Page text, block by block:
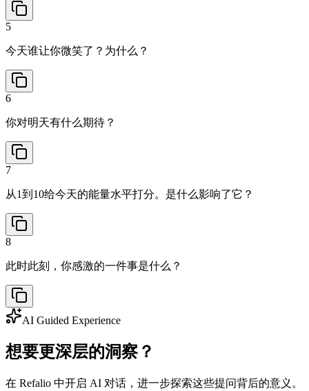
5
今天谁让你微笑了？为什么？
6
你对明天有什么期待？
7
从1到10给今天的能量水平打分。是什么影响了它？
8
此时此刻，你感激的一件事是什么？
AI Guided Experience
想要更深层的洞察？
在 Refalio 中开启 AI 对话，进一步探索这些提问背后的意义。